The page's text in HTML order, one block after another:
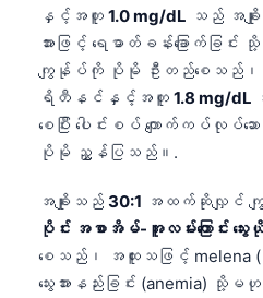
နှင့်အတူ 1.0 mg/dL သည် အချို
အားဖြင့် ရေဓာတ်ခန်းခြောက်ခြ
ကျွန်ုပ်ကို ပိုမို ဦးတည်စေသည်၊
ရိတီနင်နှင့်အတူ 1.8 mg/dL
စေပြီး ပေါင်းစပ် ကျောက်ကပ်လု
ပိုမို ညွှန်ပြသည်။.
အချိုးသည် 30:1 အထက်ဆိုလျှင်
ပိုင်း အစာအိမ်-အူလမ်းကြောင်း သွေး
စေသည်၊ အထူးသဖြင့် melena (
သွေးအားနည်းခြင်း (anemia) သို့
ភាសាខ្មែរ
Kiswahili
አማርኛ
Українська
O‘zbekcha
Català
Қазақ тілі
Suomi